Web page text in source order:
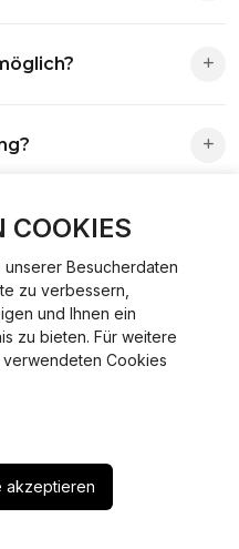
COOKIES
Besucherdaten
zu verbessern,
und Ihnen ein
zu bieten. Für weitere
Cookies
akzeptieren
Stelle weitergeleitet.
vor dem
– inklusive Dateneingabe,
kein Besuch der
benötigt?
oder Reisepass,
TÜV-Bericht.
ummelden oder